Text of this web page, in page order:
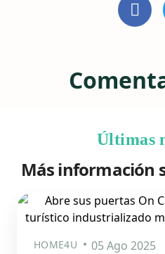
Últimas
Más información
HOME4U 05 Ago 2025